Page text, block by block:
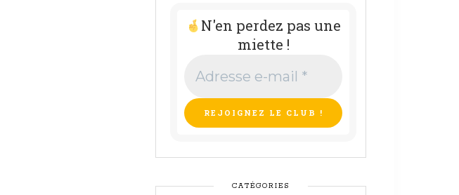
N'en perdez pas une
miette !
e-
mail
*
CATÉGORIES